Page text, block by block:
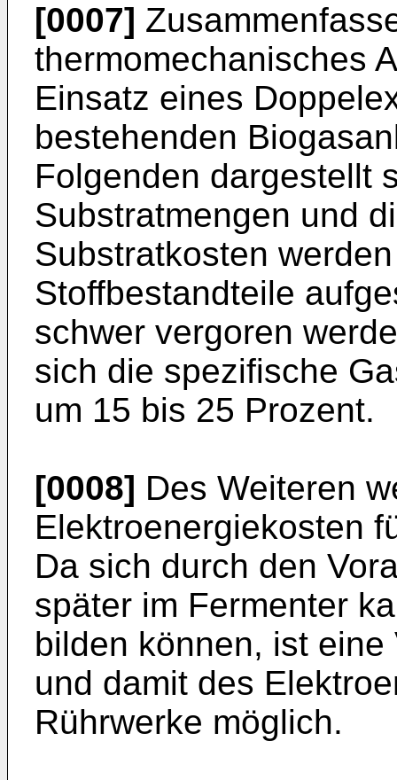
[0007]
thermomechanisches
Einsatz eines
bestehenden
Folgenden dargestellt
Substratmengen und
Substratkosten
Stoffbestandteile
schwer vergoren
sich die spezifische
um 15 bis 25 Prozent.
[0008] Des Weiteren
Elektroenergiekosten
Da sich durch den
später im Fermenter
bilden können, ist
und damit des
Rührwerke möglich.